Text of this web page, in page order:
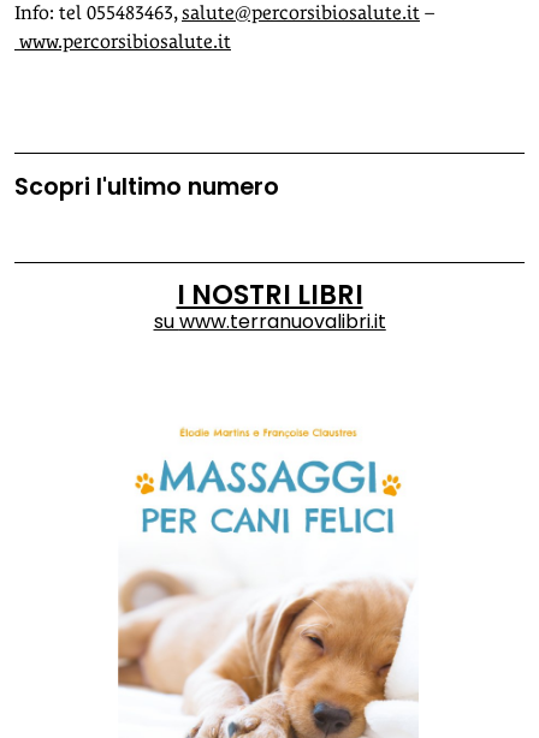
Info: tel 055483463,salute@percorsibiosalute.it –
www.percorsibiosalute.it
Scopri l'ultimo numero
I NOSTRI LIBRI
suwww.terranuovalibri.it